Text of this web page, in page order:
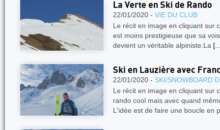
La Verte en Ski de Rando
22/01/2020 - VIE DU CLUB
Le récit en image en cliquant sur
est moins prestigieuse que sa
devient un véritable alpiniste.La
Ski en Lauzière avec
22/01/2020 - SKI/SNOWBOARD
Le récit en image en cliquant sur
rando cool mais avec quand
L'idée est de faire une boucle en